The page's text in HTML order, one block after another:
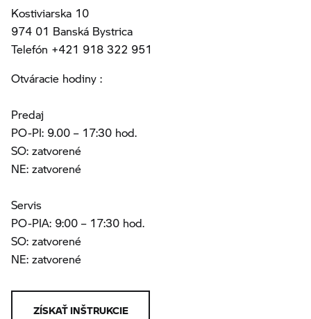
Kostiviarska 10
974 01 Banská Bystrica
Telefón +421 918 322 951
Otváracie hodiny :
Predaj
PO-PI: 9.00 – 17:30 hod.
SO: zatvorené
NE: zatvorené
Servis
PO-PIA: 9:00 – 17:30 hod.
SO: zatvorené
NE: zatvorené
ZÍSKAŤ INŠTRUKCIE